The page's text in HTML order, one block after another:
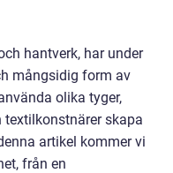
hantverk, har under
mångsidig form av
olika tyger,
skapa
artikel kommer vi
från en